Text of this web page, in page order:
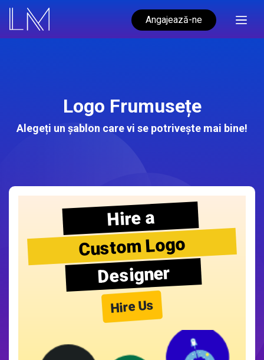
Angajează-ne
Logo Frumusețe
Alegeți un șablon care vi se potrivește mai bine!
Hire a
Custom Logo
Designer
Hire Us